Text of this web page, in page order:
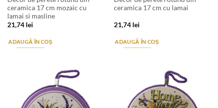
ceramica 17 cm mozaic cu
lamai si masline
21,74 lei
ADAUGĂ ÎN COȘ
ceramica 17 cm cu lamai
21,74 lei
ADAUGĂ ÎN COȘ